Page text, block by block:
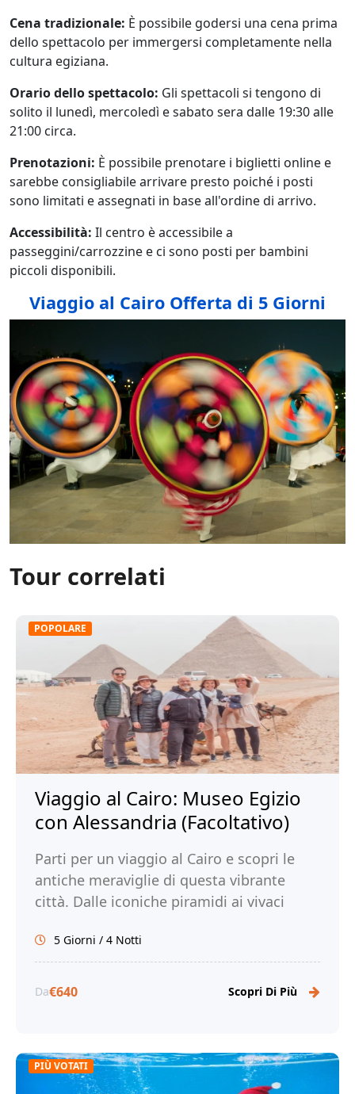
Cena tradizionale: È possibile godersi una cena prima
dello spettacolo per immergersi completamente nella
cultura egiziana.
Orario dello spettacolo: Gli spettacoli si tengono di
solito il lunedì, mercoledì e sabato sera dalle 19:30 alle
21:00 circa.
Prenotazioni: È possibile prenotare i biglietti online e
sarebbe consigliabile arrivare presto poiché i posti
sono limitati e assegnati in base all'ordine di arrivo.
Accessibilità: Il centro è accessibile a
passeggini/carrozzine e ci sono posti per bambini
piccoli disponibili.
Viaggio al Cairo Offerta di 5 Giorni
Tour correlati
POPOLARE
Viaggio al Cairo: Museo Egizio
con Alessandria (Facoltativo)
Parti per un viaggio al Cairo e scopri le
antiche meraviglie di questa vibrante
città. Dalle iconiche piramidi ai vivaci
cultura del Cairo. Prenota ora il tuo
viaggio al Cairo con Tour Egitto!
5 Giorni / 4 Notti
Da€640 Scopri Di Più
PIÙ VOTATI